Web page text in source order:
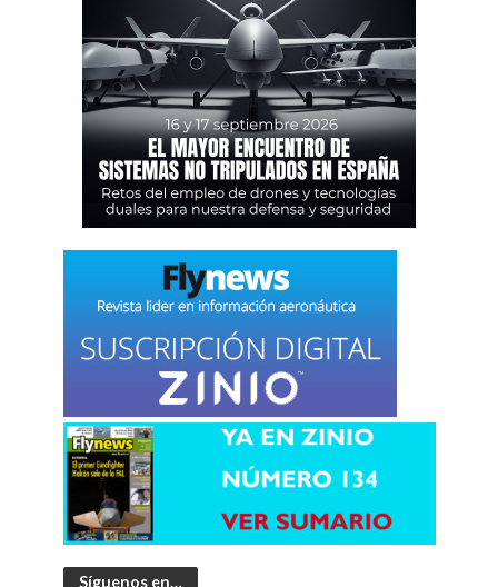
Síguenos en…